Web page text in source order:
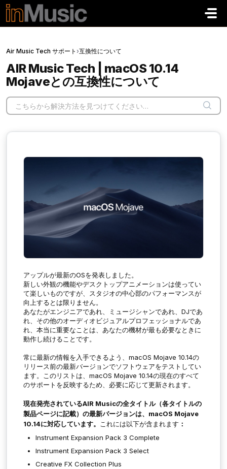
メインコンテンツに移動
Air Music Tech サポート ›互換性について
AIR Music Tech | macOS 10.14
Mojaveとの互換性について
アップルが最新のOSを発表しました。
新しい外観の機能やデスクトップアニメーションは使ってい
て楽しいものですが、スタジオの中心部のパフォーマンスが
向上するとは限りません。
あなたがエンジニアであれ、ミュージシャンであれ、DJであ
れ、その他のオーディオビジュアルプロフェッショナルであ
れ、本当に重要なことは、あなたの機材が最も必要なときに
動作し続けることです。
常に最新の情報を入手できるよう、macOS Mojave 10.14の
リリース前の最新バージョンでソフトウェアをテストしてい
ます。このリストは、macOS Mojave 10.14の現在のすべて
のサポートを反映するため、必要に応じて更新されます。
現在発売されているAIR Musicの全タイトル（各タイトルの
製品ページに記載）の最新バージョンは、macOS Mojave
10.14に対応しています。
これには以下が含まれます ：
Instrument Expansion Pack 3 Complete
Instrument Expansion Pack 3 Select
Creative FX Collection Plus